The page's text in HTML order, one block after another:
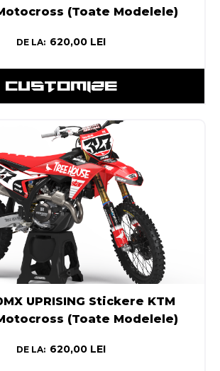
(Toate Modelele)
DE LA: 620,00 LEI
CUSTOMIZE
UPRISING Stickere KTM
(Toate Modelele)
DE LA: 620,00 LEI